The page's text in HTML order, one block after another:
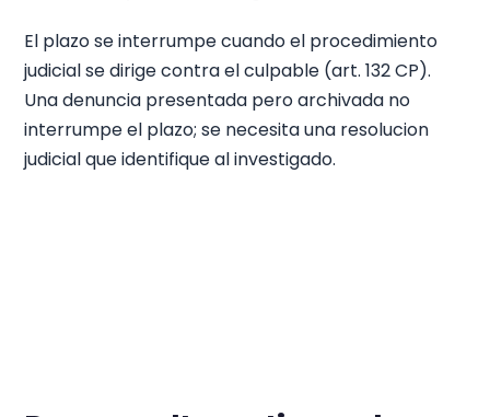
El plazo se interrumpe cuando el procedimiento
judicial se dirige contra el culpable (art. 132 CP).
Una denuncia presentada pero archivada no
interrumpe el plazo; se necesita una resolucion
judicial que identifique al investigado.